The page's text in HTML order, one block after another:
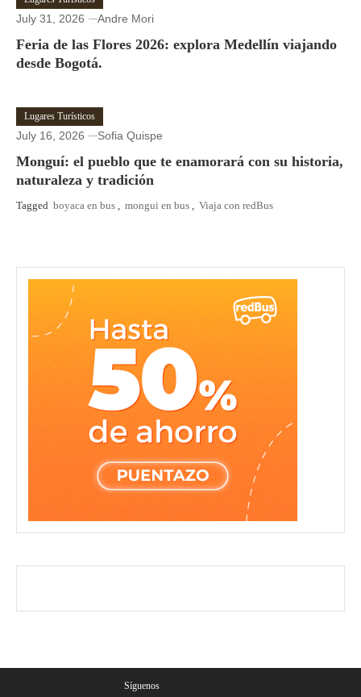
July 31, 2026 Andre Mori
Feria de las Flores 2026: explora Medellín viajando
desde Bogotá.
Lugares Turísticos
July 16, 2026 Sofia Quispe
Monguí: el pueblo que te enamorará con su historia,
naturaleza y tradición
Tagged boyaca en bus , mongui en bus , Viaja con redBus
Síguenos